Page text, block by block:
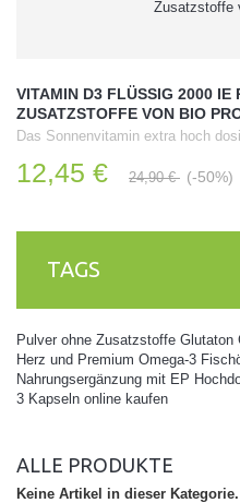
VITAMIN D3 FLÜSSIG 2000 IE
ZUSATZSTOFFE VON BIO
Das Sonnenvitamin extra hoch
12,45 € 24,90 € (-50%)
TAGS
Pulver ohne Zusatzstoffe Glutaton
Herz und Premium Omega-3
Nahrungsergänzung mit EP
3 Kapseln online kaufen
ALLE PRODUKTE
Keine Artikel in dieser Kategorie.